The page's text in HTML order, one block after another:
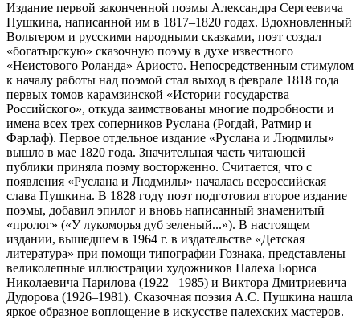
Издание первой законченной поэмы Александра Сергеевича
Пушкина, написанной им в 1817–1820 годах. Вдохновленный
Вольтером и русскими народными сказками, поэт создал
«богатырскую» сказочную поэму в духе известного
«Неистового Роланда» Ариосто. Непосредственным стимулом
к началу работы над поэмой стал выход в феврале 1818 года
первых томов карамзинской «Истории государства
Российского», откуда заимствованы многие подробности и
имена всех трех соперников Руслана (Рогдай, Ратмир и
Фарлаф). Первое отдельное издание «Руслана и Людмилы»
вышло в мае 1820 года. Значительная часть читающей
публики приняла поэму восторженно. Считается, что с
появления «Руслана и Людмилы» началась всероссийская
слава Пушкина. В 1828 году поэт подготовил второе издание
поэмы, добавил эпилог и вновь написанный знаменитый
«пролог» («У лукоморья дуб зеленый...»). В настоящем
издании, вышедшем в 1964 г. в издательстве «Детская
литература» при помощи типографии Гознака, представлены
великолепные иллюстрации художников Палеха Бориса
Николаевича Парилова (1922 –1985) и Виктора Дмитриевича
Дудорова (1926–1981). Сказочная поэзия А.С. Пушкина нашла
яркое образное воплощение в искусстве палехских мастеров.